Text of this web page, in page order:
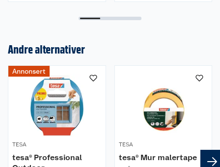
Andre alternativer
Annonsert
TESA
tesa® Professional
TESA
tesa® Mur malertape
Kundeservice
Butikker
Kontakt oss
Retur- og angrerett
Om oss
Nyheter
Våre merkevarer
Våre kjeder
Kjøpsvilkår
Hageinspirasjon